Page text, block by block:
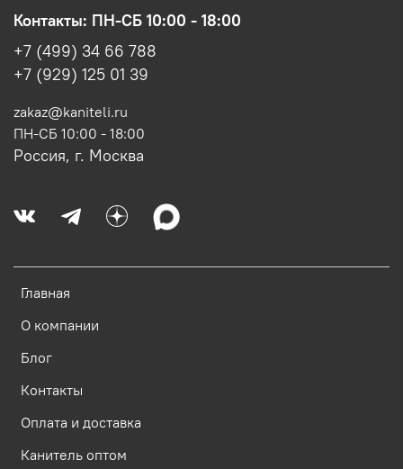
Главная
О компании
Блог
Контакты
Оплата и доставка
Канитель оптом
Контакты: ПН-СБ 10:00 - 18:00
+7 (499) 34 66 788
+7 (929) 125 01 39
zakaz@kaniteli.ru
ПН-СБ 10:00 - 18:00
Россия, г. Москва